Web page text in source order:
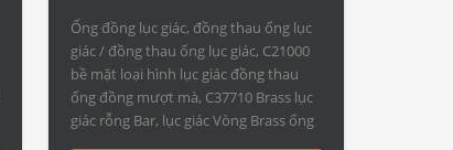
Ống đồng lục giác, đồng thau ống lục
giác / đồng thau ống lục giác, C21000
bề mặt loại hình lục giác đồng thau
ống đồng mượt mà, C37710 Brass lục
giác rỗng Bar, lục giác Vòng Brass ống